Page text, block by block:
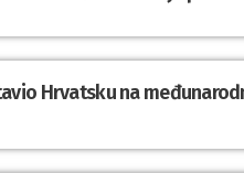
Hrvatsku na